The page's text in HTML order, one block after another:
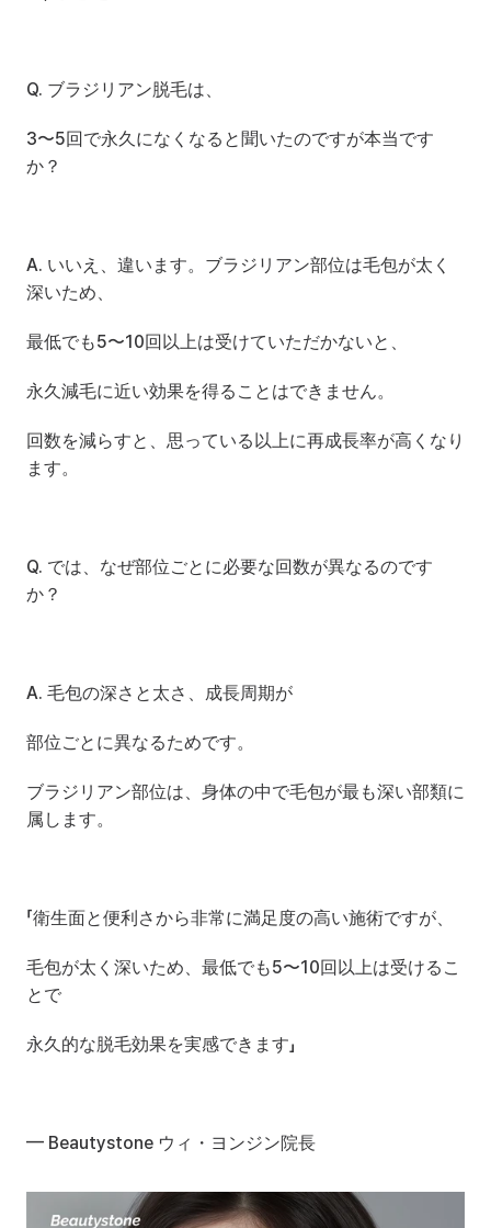
Q. ブラジリアン脱毛は、
3〜5回で永久になくなると聞いたのですが本当です
か？
A. いいえ、違います。ブラジリアン部位は毛包が太く
深いため、
最低でも5〜10回以上は受けていただかないと、
永久減毛に近い効果を得ることはできません。
回数を減らすと、思っている以上に再成長率が高くなり
ます。
Q. では、なぜ部位ごとに必要な回数が異なるのです
か？
A. 毛包の深さと太さ、成長周期が
部位ごとに異なるためです。
ブラジリアン部位は、身体の中で毛包が最も深い部類に
属します。
「衛生面と便利さから非常に満足度の高い施術ですが、
毛包が太く深いため、最低でも5〜10回以上は受けるこ
とで
永久的な脱毛効果を実感できます」
— Beautystone ウィ・ヨンジン院長